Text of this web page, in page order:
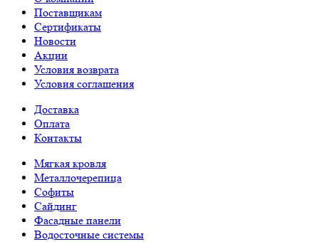
Поставщикам
Сертификаты
Новости
Акции
Условия возврата
Условия соглашения
Доставка
Оплата
Контакты
Мягкая кровля
Металлочерепица
Софиты
Сайдинг
Фасадные панели
Водосточные системы